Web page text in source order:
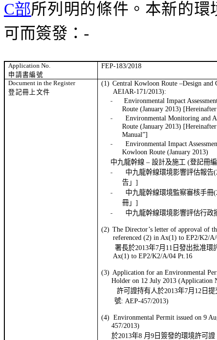
C部所列明的條件。本新的
可而簽發： -
Application No.
申請書編號
FEP-183/2018
Document in the Register
登記冊 上文件
(1) Central Kowloon Route –Design and
AEIAR-171/2013):
-
Environmental Impact
Route (January 2013)
-
Environmental Monitoring and
Route (January 2013)
Manual”]
-
Environmental Impact
Kowloon Route (January 2013)
中九龍幹線 – 設計及施工 (登記冊
- 中九龍幹線環境影響評估報告
告」 ]
- 中九龍幹線環境監察審核手冊
冊」 ]
- 中九龍幹線環境影響評估行政
(2) The Director’s letter of approval of
referenced (2) in Ax(1) to EP2/K2/
署長於2013年7月 11 日發出批准環
Ax(1) to EP2/K2/A/04 Pt.16
(3) Application for an Environmental
Holder on 12 July 2013 (Application
許可證持有人於2013年7月 12 日提
號: AEP-457/2013)
(4) Environmental Permit issued on 9
457/2013)
於2013年8 月9日簽發的環境許可證